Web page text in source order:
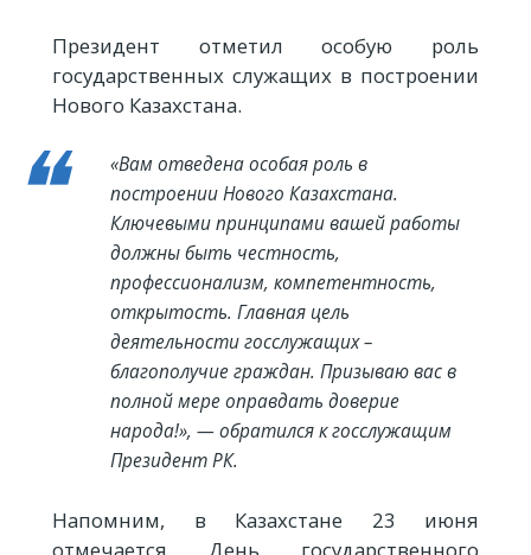
Президент отметил особую роль
государственных служащих в построении
Нового Казахстана.
«Вам отведена особая роль в
построении Нового Казахстана.
Ключевыми принципами вашей работы
должны быть честность,
профессионализм, компетентность,
открытость. Главная цель
деятельности госслужащих –
благополучие граждан. Призываю вас в
полной мере оправдать доверие
народа!», — обратился к госслужащим
Президент РК.
Напомним, в Казахстане 23 июня